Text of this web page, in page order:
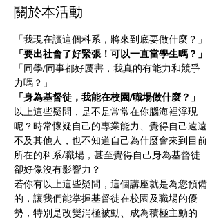
關於本活動
「我現在讀這個科系，將來到底要做什麼？」
「要出社會了好緊張！可以一直當學生嗎？」
「同學/同事都好厲害，我真的有能力和競爭
力嗎？」
「身為基督徒，我能在校園/職場做什麼？」
以上這些疑問，是不是常常在你腦海裡浮現
呢？時常懷疑自己的專業能力、覺得自己遠遠
不及其他人，也不知道自己為什麼會來到目前
所在的科系/職場，甚至覺得自己身為基督徒
卻好像沒有影響力？
若你有以上這些疑問，這個講座就是為您預備
的，讓我們能掌握基督徒在校園及職場的優
勢，特別是改變消極被動、成為積極主動的